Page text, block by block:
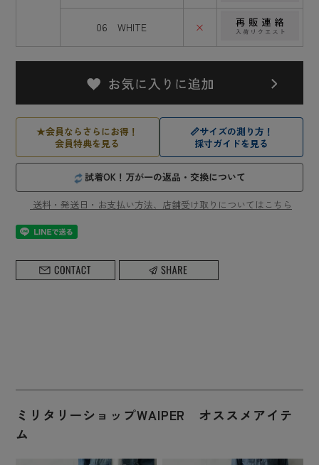
06 WHITE ×
★会員ならさらにお得！
会員特典を見る
📏サイズの測り方！
採寸ガイドを見る
試着OK！万が一の返品・交換について
送料・発送日・お支払い方法、店舗受け取りについてはこちら
ミリタリーショップWAIPER オススメアイテ
ム